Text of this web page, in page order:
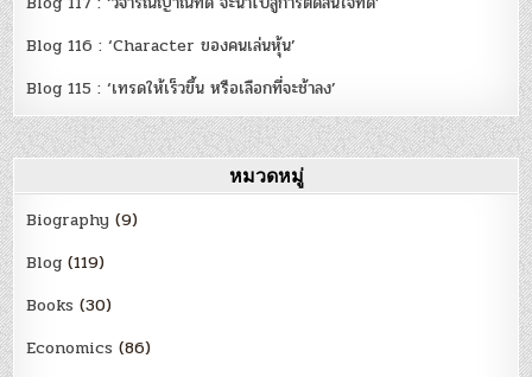
Blog 116 : ‘Character ของคนเล่นหุ้น’
Blog 115 : ‘เทรดให้เร็วขึ้น หรือเลือกที่จะช้าลง’
หมวดหมู่
Biography (9)
Blog (119)
Books (30)
Economics (86)